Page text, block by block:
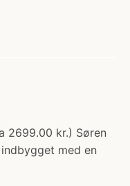
2699.00 kr.) Søren
med en